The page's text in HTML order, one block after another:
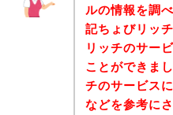
ルの情報を調
記ちょびリッ
リッチのサー
ことができま
チのサービス
などを参考に